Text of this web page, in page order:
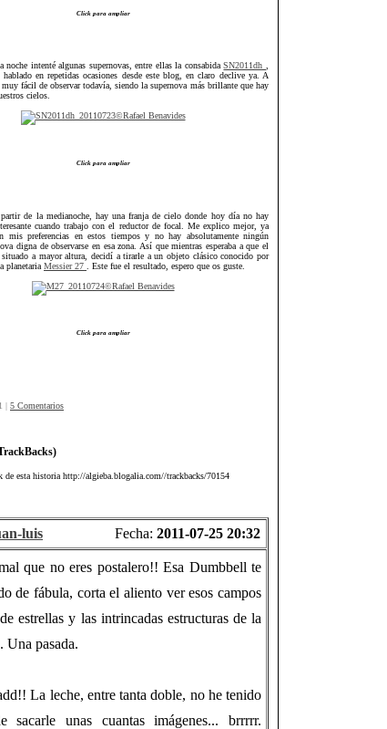
Click para ampliar
intenté algunas supernovas, entre ellas la consabidaSN2011dh,
en repetidas ocasiones desde este blog, en claro declive ya. A
muy fácil de observar todavía, siendo la supernova más brillante que hay
cielos.
Click para ampliar
de la medianoche, hay una franja de cielo donde hoy día no hay
cuando trabajo con el reductor de focal. Me explico mejor, ya
mis preferencias en estos tiempos y no hay absolutamente ningún
digna de observarse en esa zona. Así que mientras esperaba a que el
situado a mayor altura, decidí a tirarle a un objeto clásico conocido por
planetaria Messier 27 . Este fue el resultado, espero que os guste.
Click para ampliar
| 5 Comentarios
de esta historia http://algieba.blogalia.com//trackbacks/70154
luis Fecha: 2011-07-25 20:32
que no eres postalero!! Esa Dumbbell te
de fábula, corta el aliento ver esos campos
estrellas y las intrincadas estructuras de la
Una pasada.
La leche, entre tanta doble, no he tenido
sacarle unas cuantas imágenes... brrrrr.